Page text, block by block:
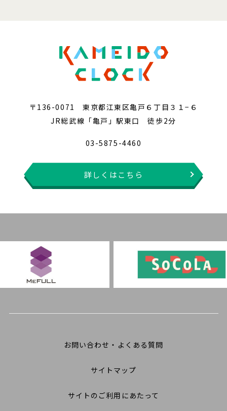
〒136-0071 東京都江東区亀戸６丁目３１−６
JR総武線「亀戸」駅東口 徒歩2分
03-5875-4460
詳しくはこちら
お問い合わせ・よくある質問
サイトマップ
サイトのご利用にあたって